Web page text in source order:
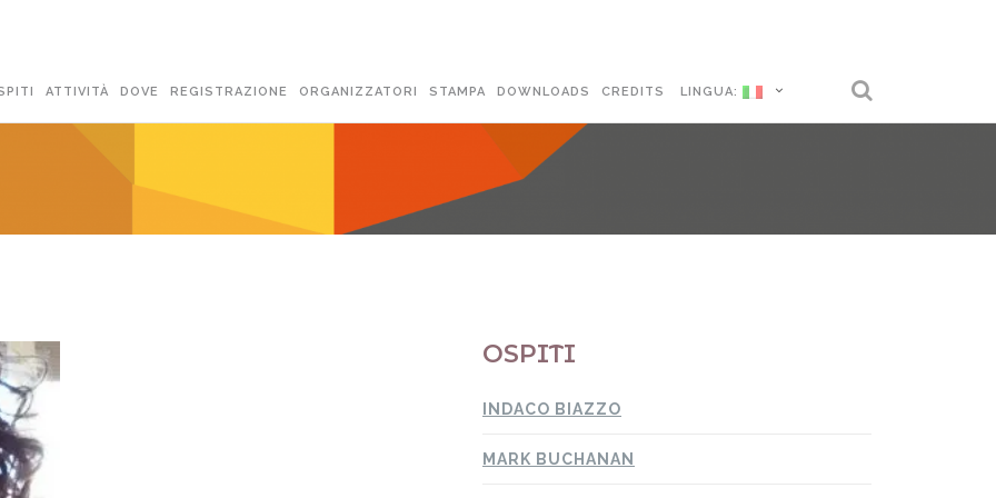
ATTIVITÀ DOVE REGISTRAZIONE ORGANIZZATORI STAMPA DOWNLOADS CREDITS LINGUA:
OSPITI
INDACO BIAZZO
MARK BUCHANAN